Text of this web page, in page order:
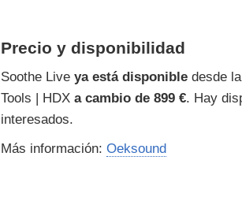
Precio y disponibilidad
Soothe Live ya está disponible desde
Tools | HDX a cambio de 899 €. Hay
interesados.
Más información: Oeksound